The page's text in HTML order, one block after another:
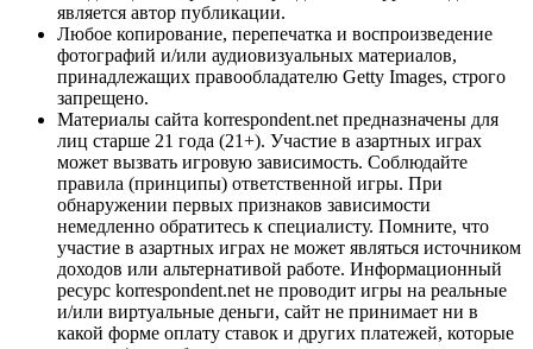
является автор публикации.
Любое копирование, перепечатка и воспроизведение
фотографий и/или аудиовизуальных материалов,
принадлежащих правообладателю Getty Images, строго
запрещено.
Материалы сайта korrespondent.net предназначены для
лиц старше 21 года (21+). Участие в азартных играх
может вызвать игровую зависимость. Соблюдайте
правила (принципы) ответственной игры. При
обнаружении первых признаков зависимости
немедленно обратитесь к специалисту. Помните, что
участие в азартных играх не может являться источником
доходов или альтернативой работе. Информационный
ресурс korrespondent.net не проводит игры на реальные
и/или виртуальные деньги, сайт не принимает ни в
какой форме оплату ставок и других платежей, которые